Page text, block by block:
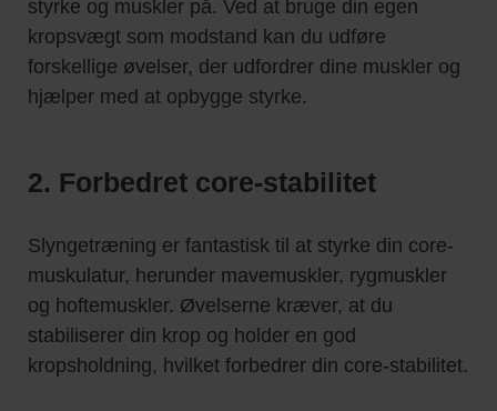
styrke og muskler på. Ved at bruge din egen
kropsvægt som modstand kan du udføre
forskellige øvelser, der udfordrer dine muskler og
hjælper med at opbygge styrke.
2. Forbedret core-stabilitet
Slyngetræning er fantastisk til at styrke din core-
muskulatur, herunder mavemuskler, rygmuskler
og hoftemuskler. Øvelserne kræver, at du
stabiliserer din krop og holder en god
kropsholdning, hvilket forbedrer din core-stabilitet.